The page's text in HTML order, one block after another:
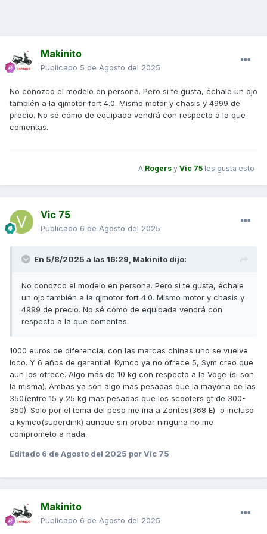
Makinito
Publicado 5 de Agosto del 2025
No conozco el modelo en persona. Pero si te gusta, échale un ojo
también a la qjmotor fort 4.0. Mismo motor y chasis y 4999 de
precio. No sé cómo de equipada vendrá con respecto a la que
comentas.
A Rogers y Vic 75 les gusta esto
Vic 75
Publicado 6 de Agosto del 2025
En 5/8/2025 a las 16:29, Makinito dijo:
No conozco el modelo en persona. Pero si te gusta, échale
un ojo también a la qjmotor fort 4.0. Mismo motor y chasis y
4999 de precio. No sé cómo de equipada vendrá con
respecto a la que comentas.
1000 euros de diferencia, con las marcas chinas uno se vuelve
loco. Y 6 años de garantia!. Kymco ya no ofrece 5, Sym creo que
aun los ofrece. Algo más de 10 kg con respecto a la Voge (si son
la misma). Ambas ya son algo mas pesadas que la mayoria de las
350(entre 15 y 25 kg mas pesadas que los scooters gt de 300-
350). Solo por el tema del peso me iria a Zontes(368 E) o incluso
a kymco(superdink) aunque sin probar ninguna no me
comprometo a nada.
Editado 6 de Agosto del 2025 por Vic 75
Makinito
Publicado 6 de Agosto del 2025